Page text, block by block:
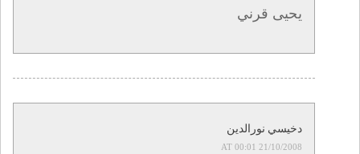
يحيى قرني
دخيسي نورالدين
21/10/2008 AT 00:01